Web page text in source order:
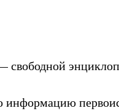
свободной
информацию